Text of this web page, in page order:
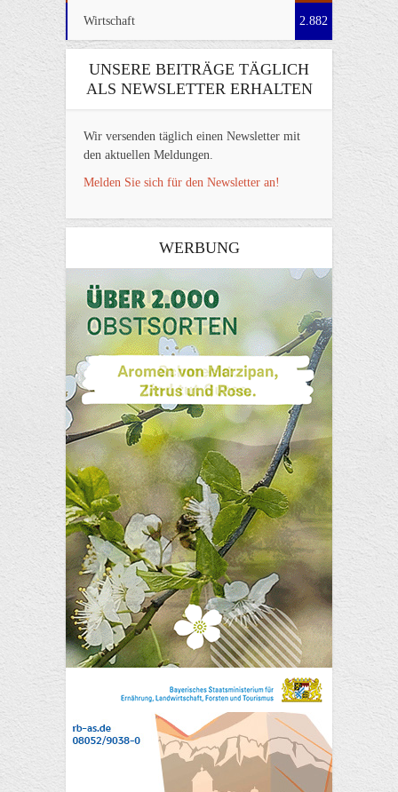
Wirtschaft 2.882
UNSERE BEITRÄGE TÄGLICH
ALS NEWSLETTER ERHALTEN
Wir versenden täglich einen Newsletter mit
den aktuellen Meldungen.
Melden Sie sich für den Newsletter an!
WERBUNG